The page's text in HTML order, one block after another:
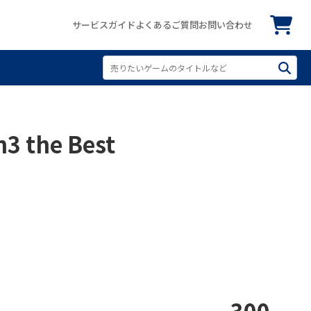
サービスガイドよくあるご質問お問い合わせ
the Best